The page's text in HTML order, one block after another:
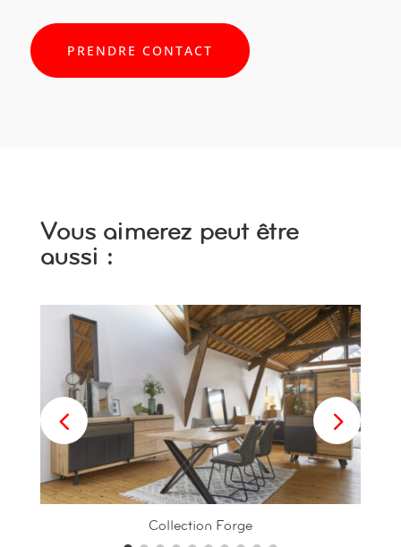
PRENDRE CONTACT
Vous aimerez peut être
aussi :
Collection Forge